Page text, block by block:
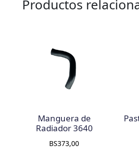
Productos
Manguera de
Radiador 3640
BS373,00